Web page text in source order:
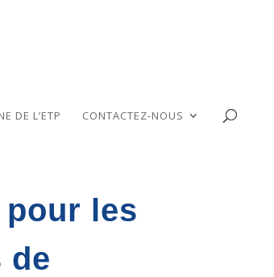
DE L’ETP CONTACTEZ-NOUS
les
de